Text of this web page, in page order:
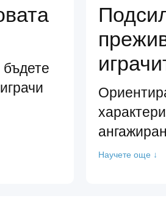
Научете още ↓